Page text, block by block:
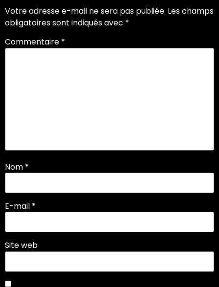
Votre adresse e-mail ne sera pas publiée. Les champs
obligatoires sont indiqués avec *
Commentaire *
Nom *
E-mail *
Site web